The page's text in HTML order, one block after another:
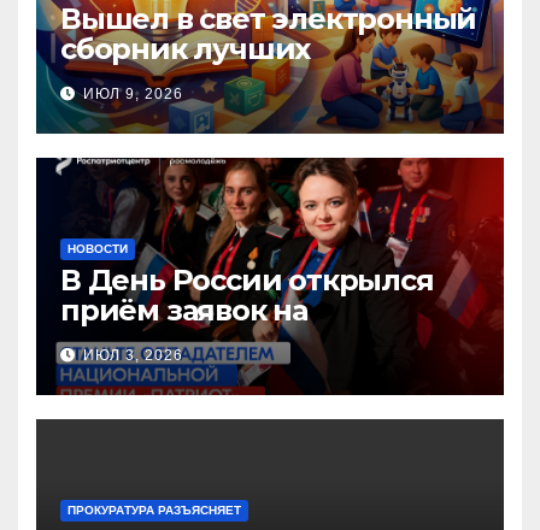
Вышел в свет электронный
сборник лучших
инновационных практик
педагогов дошкольного
образования!
ИЮЛ 9, 2026
НОВОСТИ
В День России открылся
приём заявок на
Национальную премию
«Патриот»
ИЮЛ 3, 2026
ПРОКУРАТУРА РАЗЪЯСНЯЕТ